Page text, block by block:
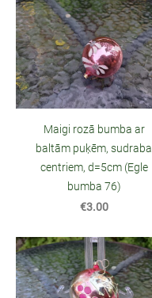
Maigi rozā bumba ar
baltām puķēm, sudraba
centriem, d=5cm (Egle
bumba 76)
€3.00